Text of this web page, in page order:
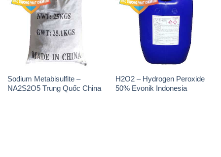
Sodium Metabisulfite –
NA2S2O5 Trung Quốc China
H2O2 – Hydrogen Peroxide
50% Evonik Indonesia